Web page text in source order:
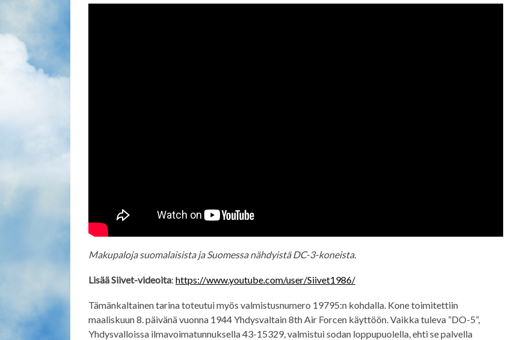
Makupaloja suomalaisista ja Suomessa nähdyistä DC-3-koneista.
Lisää Siivet-videoita: https://www.youtube.com/user/Siivet1986/
Tämänkaltainen tarina toteutui myös valmistusnumero 19795:n kohdalla. Kone toimitettiin
maaliskuun 8. päivänä vuonna 1944 Yhdysvaltain 8th Air Forcen käyttöön. Vaikka tuleva ”DO-5”,
Yhdysvalloissa ilmavoimatunnuksella 43-15329, valmistui sodan loppupuolella, ehti se palvella